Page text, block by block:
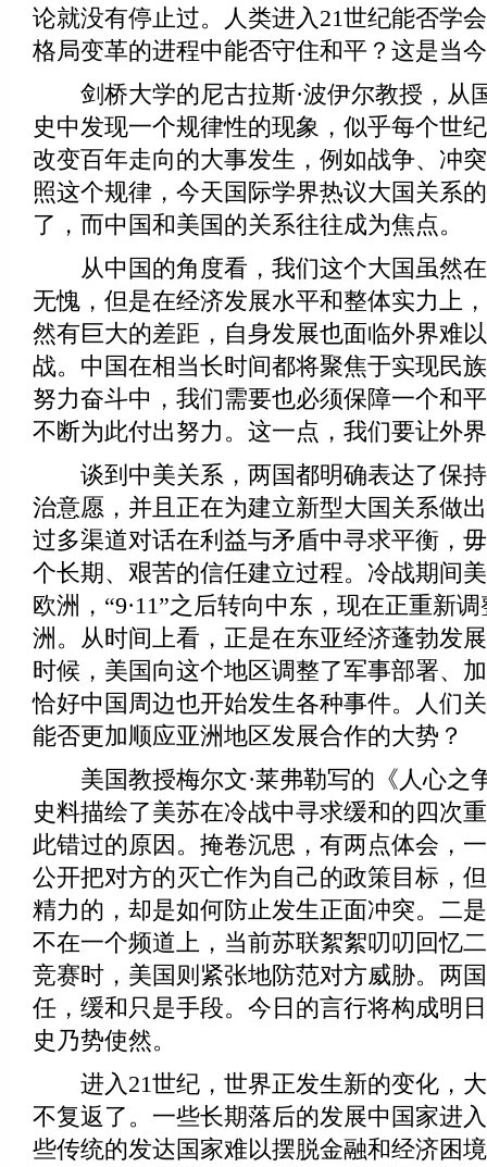
论就没有停止过。人类进入21世纪能否学
格局变革的进程中能否守住和平？这是当
剑桥大学的尼古拉斯·波伊尔教授，从
史中发现一个规律性的现象，似乎每个世
改变百年走向的大事发生，例如战争、冲
照这个规律，今天国际学界热议大国关系
了，而中国和美国的关系往往成为焦点。
从中国的角度看，我们这个大国虽然在
无愧，但是在经济发展水平和整体实力上
然有巨大的差距，自身发展也面临外界难
战。中国在相当长时间都将聚焦于实现民
努力奋斗中，我们需要也必须保障一个和
不断为此付出努力。这一点，我们要让外
谈到中美关系，两国都明确表达了保持
治意愿，并且正在为建立新型大国关系做
过多渠道对话在利益与矛盾中寻求平衡，
个长期、艰苦的信任建立过程。冷战期间
欧洲，“9·11”之后转向中东，现在正重新
洲。从时间上看，正是在东亚经济蓬勃发
时候，美国向这个地区调整了军事部署、
恰好中国周边也开始发生各种事件。人们
能否更加顺应亚洲地区发展合作的大势？
美国教授梅尔文·莱弗勒写的《人心之
史料描绘了美苏在冷战中寻求缓和的四次
此错过的原因。掩卷沉思，有两点体会，
公开把对方的灭亡作为自己的政策目标，
精力的，却是如何防止发生正面冲突。二
不在一个频道上，当前苏联絮絮叨叨回忆
竞赛时，美国则紧张地防范对方威胁。两
任，缓和只是手段。今日的言行将构成明
史乃势使然。
进入21世纪，世界正发生新的变化，大
不复返了。一些长期落后的发展中国家进
些传统的发达国家难以摆脱金融和经济困